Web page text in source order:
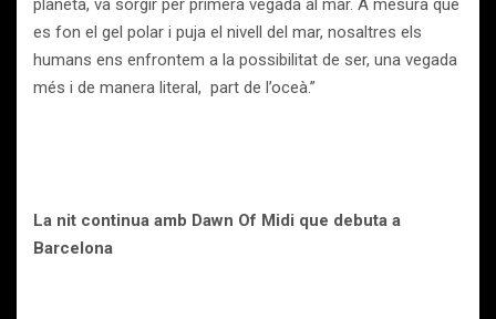
planeta, va sorgir per primera vegada al mar. A mesura que
es fon el gel polar i puja el nivell del mar, nosaltres els
humans ens enfrontem a la possibilitat de ser, una vegada
més i de manera literal, part de l’oceà.”
La nit continua amb Dawn Of Midi que debuta a
Barcelona